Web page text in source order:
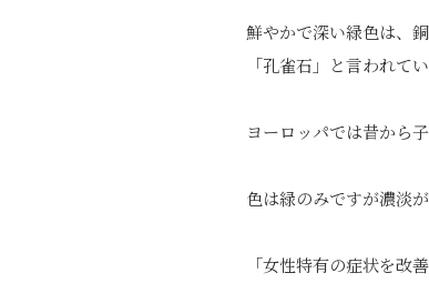
鮮やかで深い緑色は、
「孔雀石」と言われてい
ヨーロッパでは昔から
色は緑のみですが濃淡が
「女性特有の症状を改